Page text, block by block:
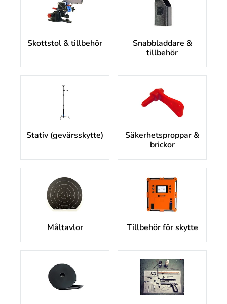
Skottstol & tillbehör
Snabbladdare &
tillbehör
Stativ (gevärsskytte)
Säkerhetsproppar &
brickor
Måltavlor Tillbehör för skytte